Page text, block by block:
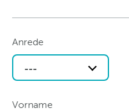
Anrede
---
Vorname